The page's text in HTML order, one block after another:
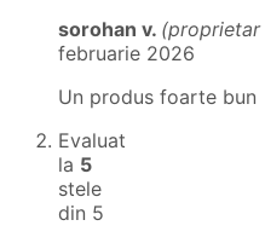
sorohan v.
februarie 2026
Un produs foarte bun
Evaluat
la 5
stele
din 5